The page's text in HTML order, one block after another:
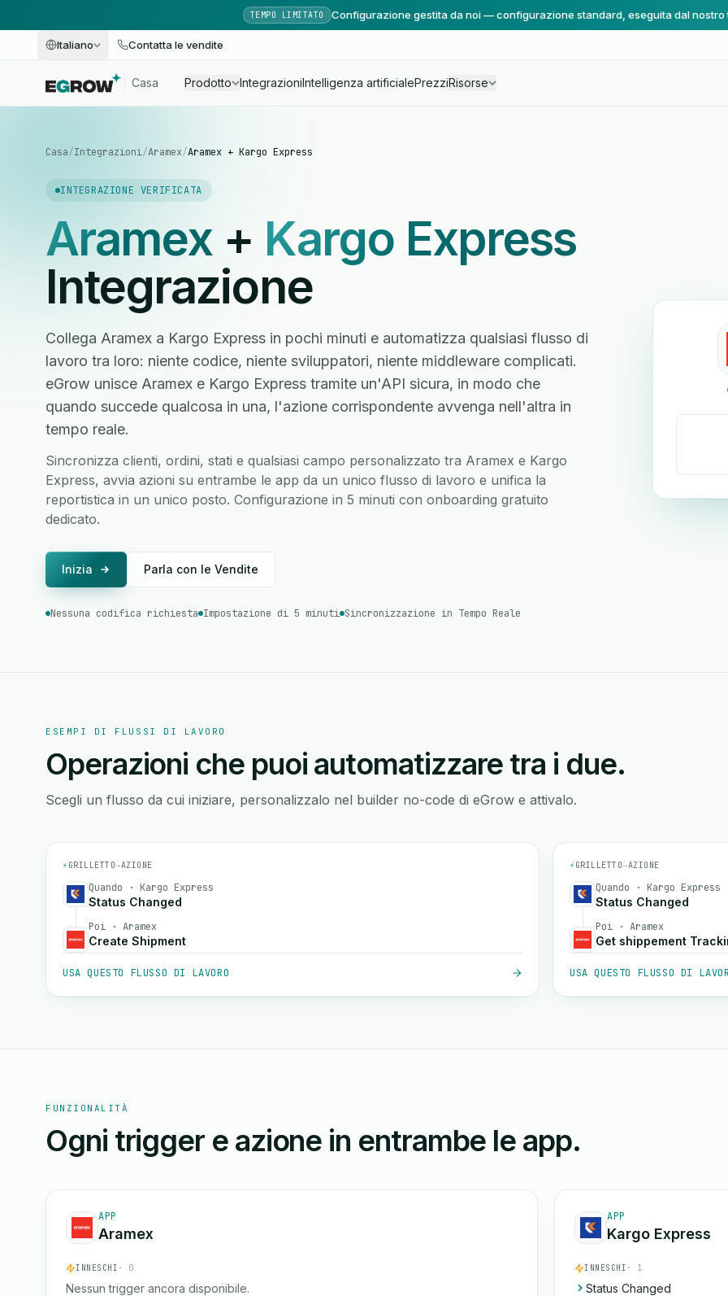
TEMPO LIMITATO Configurazione gestita da noi — configurazione standard, eseguita dal nostro
Italiano Contatta le vendite
Casa Prodotto IntegrazioniIntelligenza artificialePrezziRisorse
Casa/Integrazioni/Aramex/Aramex + Kargo Express
INTEGRAZIONE VERIFICATA
Aramex+ Kargo Express
Integrazione
Collega Aramex a Kargo Express in pochi minuti e automatizza qualsiasi flusso di
lavoro tra loro: niente codice, niente sviluppatori, niente middleware complicati.
eGrow unisce Aramex e Kargo Express tramite un'API sicura, in modo che
quando succede qualcosa in una, l'azione corrispondente avvenga nell'altra in
tempo reale.
Sincronizza clienti, ordini, stati e qualsiasi campo personalizzato tra Aramex e Kargo
Express, avvia azioni su entrambe le app da un unico flusso di lavoro e unifica la
reportistica in un unico posto. Configurazione in 5 minuti con onboarding gratuito
dedicato.
Inizia Parla con le Vendite
Nessuna codifica richiesta Impostazione di 5 minuti Sincronizzazione in Tempo Reale
ESEMPI DI FLUSSI DI LAVORO
Operazioni che puoi automatizzare tra i due.
Scegli un flusso da cui iniziare, personalizzalo nel builder no-code di eGrow e attivalo.
⚡ GRILLETTO→AZIONE
Quando · Kargo Express
Status Changed
Poi · Aramex
Create Shipment
USA QUESTO FLUSSO DI LAVORO
⚡ GRILLETTO→AZIONE
Quando · Kargo Express
Status Changed
Poi · Aramex
Get shippement
USA QUESTO FLUSSO DI
FUNZIONALITÀ
Ogni trigger e azione in entrambe le app.
APP
Aramex
INNESCHI · 0
Nessun trigger ancora disponibile.
APP
Kargo Express
INNESCHI · 1
Status Changed